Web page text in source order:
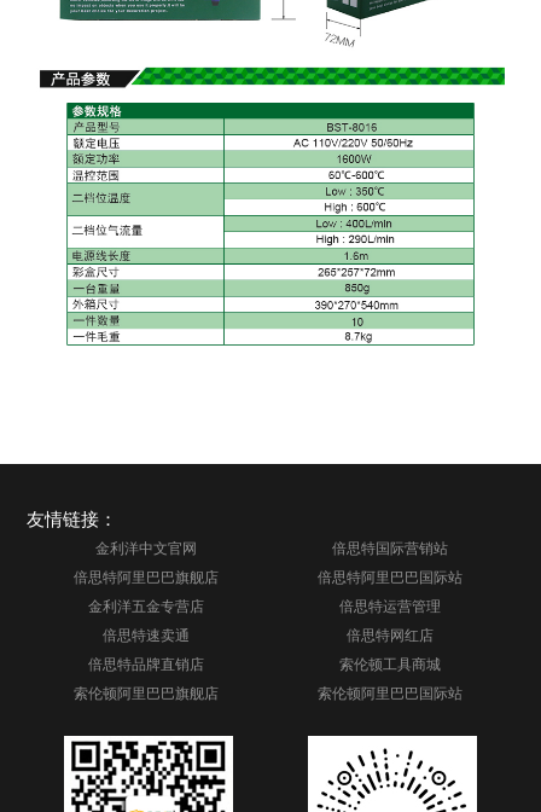
友情链接：
金利洋中文官网
倍思特国际营销站
倍思特阿里巴巴旗舰店
倍思特阿里巴巴国际站
金利洋五金专营店
倍思特运营管理
倍思特速卖通
倍思特网红店
倍思特品牌直销店
索伦顿工具商城
索伦顿阿里巴巴旗舰店
索伦顿阿里巴巴国际站